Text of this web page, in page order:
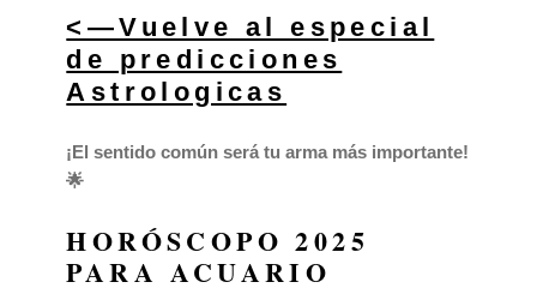
<—Vuelve al especial
de predicciones
Astrologicas
¡El sentido común será tu arma más importante!
🌟
HORÓSCOPO 2025
PARA ACUARIO